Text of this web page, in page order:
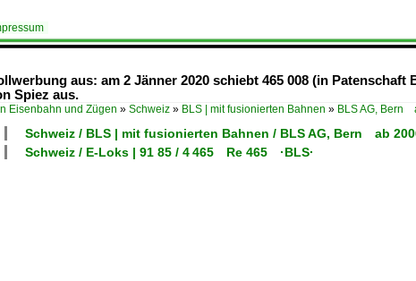
aus: am 2 Jänner 2020 schiebt 465 008 (in
Spiez aus.
Eisenbahn und Zügen » Schweiz » BLS | mit fusionierten Bahnen » BLS AG, Bern
Schweiz / BLS | mit fusionierten Bahnen / BLS AG, Bern ab
Schweiz / E-Loks | 91 85 / 4 465 Re 465 ·BLS·